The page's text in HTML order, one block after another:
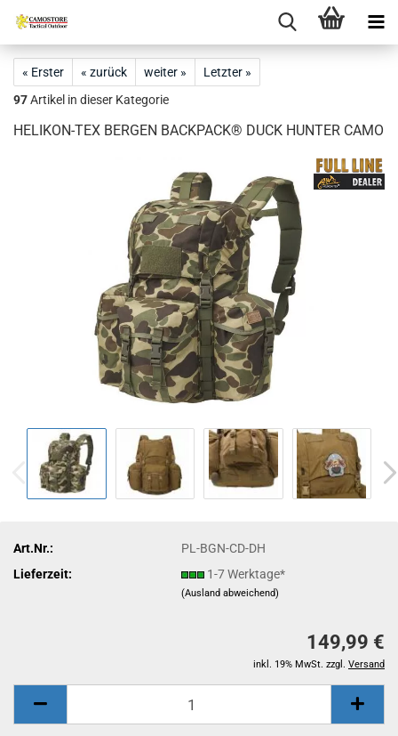
« Erster « zurück weiter »
Letzter »
97Artikel in dieser Kategorie
HELIKON-TEX BERGEN BACKPACK® DUCK HUNTER CAMO
Art.Nr.:
PL-BGN-CD-DH
Lieferzeit:
1-7 Werktage*
(Ausland abweichend)
149,99 €
inkl. 19% MwSt. zzgl. Versand